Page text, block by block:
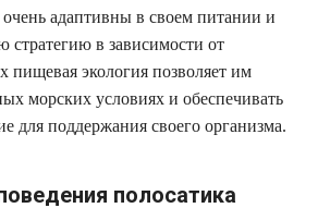
адаптивны в своем питании и
стратегию в зависимости от
экология позволяет им
морских условиях и обеспечивать
для поддержания своего организма.
полосатика